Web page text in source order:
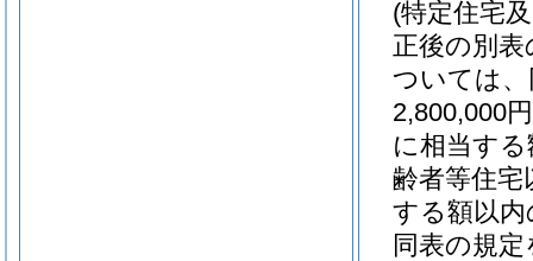
(特定住宅
正後の別
ついては
2,800,000
に相当す
齢者等住
する額以
同表の規